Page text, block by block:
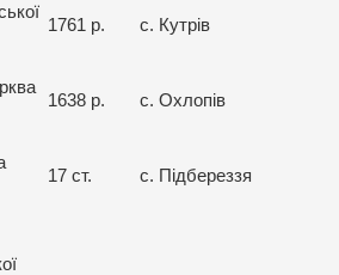
1761 р. с. Кутрів
1638 р. с. Охлопів
17 ст. с. Підбереззя